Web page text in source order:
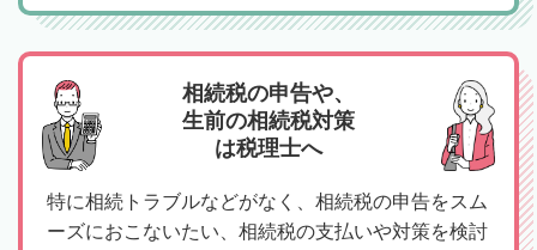
相続税の申告や、
生前の相続税対策
は税理士へ
特に相続トラブルなどがなく、相続税の申告をスム
ーズにおこないたい、相続税の支払いや対策を検討